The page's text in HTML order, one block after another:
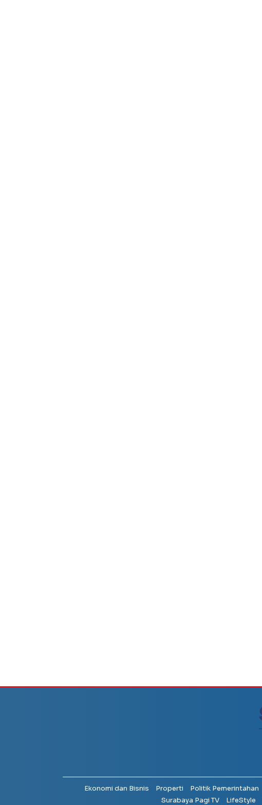
Ekonomi dan Bisnis Properti Politik Pemerintahan
Surabaya Pagi TV
LifeStyle